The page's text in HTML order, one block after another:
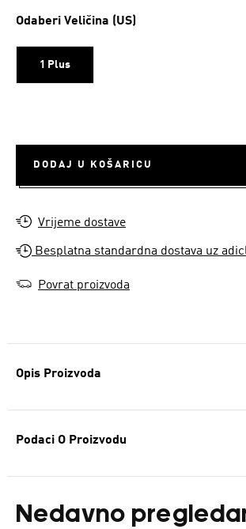
Opis Proizvoda
Podaci O Proizvodu
Nedavno
Odaberi Veličina (US)
1 Plus
DODAJ U KOŠARICU
Vrijeme dostave
Besplatna standardna dostava uz
Povrat proizvoda